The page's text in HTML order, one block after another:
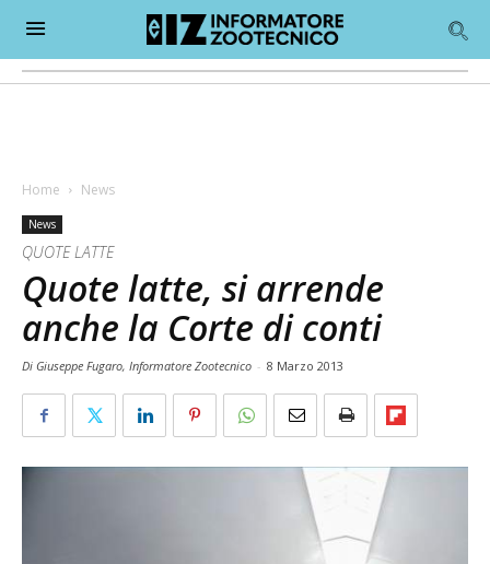
Home News
News
QUOTE LATTE
Quote latte, si arrende
anche la Corte di conti
Di Giuseppe Fugaro, Informatore Zootecnico - 8 Marzo 2013